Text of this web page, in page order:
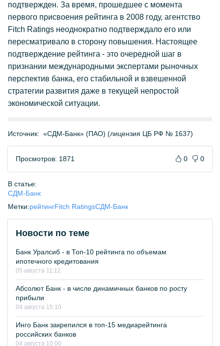
подтвержден. За время, прошедшее с момента
первого присвоения рейтинга в 2008 году, агентство
Fitch Ratings неоднократно подтверждало его или
пересматривало в сторону повышения. Настоящее
подтверждение рейтинга - это очередной шаг в
признании международными экспертами рыночных
перспектив банка, его стабильной и взвешенной
стратегии развития даже в текущей непростой
экономической ситуации.
Источник: «СДМ-Банк» (ПАО) (лицензия ЦБ РФ № 1637)
Просмотров: 1871 0 0
В статье:
СДМ-Банк
Метки:рейтингFitch RatingsСДМ-Банк
Новости по теме
Банк Уралсиб - в Топ-10 рейтинга по объемам
ипотечного кредитования
05 августа 11:12
Абсолют Банк - в числе динамичных банков по росту
прибыли
04 августа 15:10
Инго Банк закрепился в топ-15 медиарейтинга
российских банков
04 августа 10:00